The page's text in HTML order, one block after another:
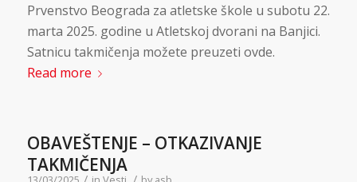
Prvenstvo Beograda za atletske škole u subotu 22.
marta 2025. godine u Atletskoj dvorani na Banjici.
Satnicu takmičenja možete preuzeti ovde.
Read more
OBAVEŠTENJE – OTKAZIVANJE
TAKMIČENJA